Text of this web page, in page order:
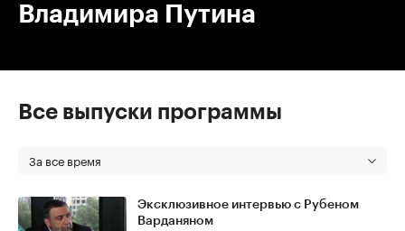
Владимира Путина
Все выпуски программы
За все время
Эксклюзивное интервью с Рубеном
Варданяном